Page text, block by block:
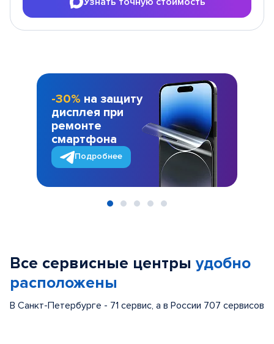
-30% на защиту
дисплея при
ремонте
смартфона
Подробнее
Все сервисные центры удобно
расположены
В Санкт-Петербурге - 71 сервис, а в России 707 сервисов